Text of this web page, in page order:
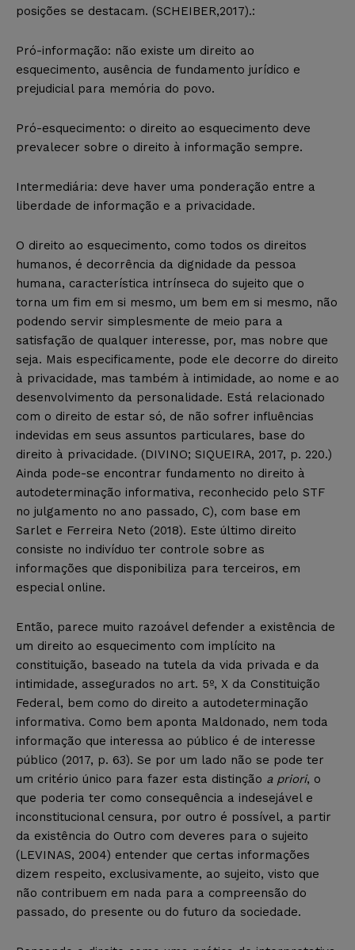
posições se destacam. (SCHEIBER,2017).:
Pró-informação: não existe um direito ao
esquecimento, ausência de fundamento jurídico e
prejudicial para memória do povo.
Pró-esquecimento: o direito ao esquecimento deve
prevalecer sobre o direito à informação sempre.
Intermediária: deve haver uma ponderação entre a
liberdade de informação e a privacidade.
O direito ao esquecimento, como todos os direitos
humanos, é decorrência da dignidade da pessoa
humana, característica intrínseca do sujeito que o
torna um fim em si mesmo, um bem em si mesmo, não
podendo servir simplesmente de meio para a
satisfação de qualquer interesse, por, mas nobre que
seja. Mais especificamente, pode ele decorre do direito
à privacidade, mas também à intimidade, ao nome e ao
desenvolvimento da personalidade. Está relacionado
com o direito de estar só, de não sofrer influências
indevidas em seus assuntos particulares, base do
direito à privacidade. (DIVINO; SIQUEIRA, 2017, p. 220.)
Ainda pode-se encontrar fundamento no direito à
autodeterminação informativa, reconhecido pelo STF
no julgamento no ano passado, C), com base em
Sarlet e Ferreira Neto (2018). Este último direito
consiste no indivíduo ter controle sobre as
informações que disponibiliza para terceiros, em
especial online.
Então, parece muito razoável defender a existência de
um direito ao esquecimento com implícito na
constituição, baseado na tutela da vida privada e da
intimidade, assegurados no art. 5º, X da Constituição
Federal, bem como do direito a autodeterminação
informativa. Como bem aponta Maldonado, nem toda
informação que interessa ao público é de interesse
público (2017, p. 63). Se por um lado não se pode ter
um critério único para fazer esta distinção a priori, o
que poderia ter como consequência a indesejável e
inconstitucional censura, por outro é possível, a partir
da existência do Outro com deveres para o sujeito
(LEVINAS, 2004) entender que certas informações
dizem respeito, exclusivamente, ao sujeito, visto que
não contribuem em nada para a compreensão do
passado, do presente ou do futuro da sociedade.